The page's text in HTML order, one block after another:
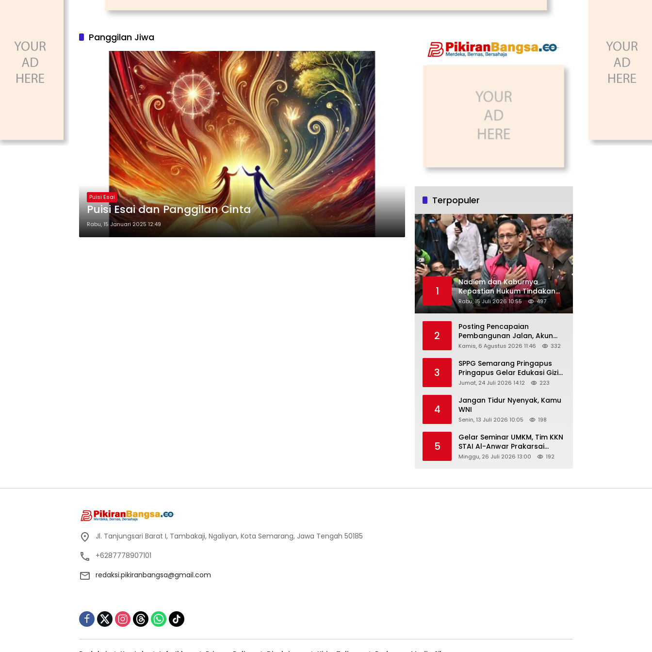
Panggilan Jiwa
Puisi Esai
Puisi Esai dan Panggilan Cinta
Rabu, 15 Januari 2025 12:49
Terpopuler
1
Nadiem dan Kaburnya
Kepastian Hukum Tindakan
Pejabat Publik
Rabu, 15 Juli 2026 10:55 497
2
Posting Pencapaian
Pembangunan Jalan, Akun
Facebook Pemerintah
“Dirujak” Warganet
Kamis, 6 Agustus 2026 11:46 332
3
SPPG Semarang Pringapus
Pringapus Gelar Edukasi Gizi
di PAUD Bina Balita Peringati
Jumat, 24 Juli 2026 14:12 223
4
Jangan Tidur Nyenyak, Kamu
WNI
Senin, 13 Juli 2026 10:05 198
5
Gelar Seminar UMKM, Tim KKN
STAI Al-Anwar Prakarsai
Usaha Tepung Maizena di
Minggu, 26 Juli 2026 13:00 192
Jl. Tanjungsari Barat I, Tambakaji, Ngaliyan, Kota Semarang, Jawa Tengah 50185
+6287778907101
redaksi.pikiranbangsa@gmail.com